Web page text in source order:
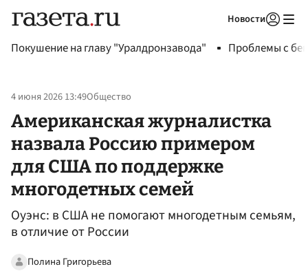
Новости
Покушение на главу "Уралдронзавода" Проблемы с
4 июня 2026 13:49Общество
Американская журналистка
назвала Россию примером
для США по поддержке
многодетных семей
Оуэнс: в США не помогают многодетным семьям,
в отличие от России
Полина Григорьева